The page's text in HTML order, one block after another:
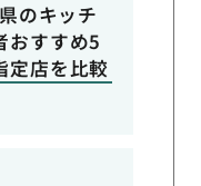
のキッチ
おすすめ5
定店を比較